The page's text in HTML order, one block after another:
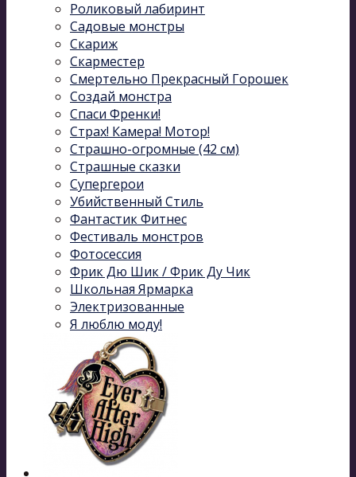
Роликовый лабиринт
Садовые монстры
Скариж
Скарместер
Смертельно Прекрасный Горошек
Создай монстра
Спаси Френки!
Страх! Камера! Мотор!
Страшно-огромные (42 см)
Страшные сказки
Супергерои
Убийственный Стиль
Фантастик Фитнес
Фестиваль монстров
Фотосессия
Фрик Дю Шик / Фрик Ду Чик
Школьная Ярмарка
Электризованные
Я люблю моду!